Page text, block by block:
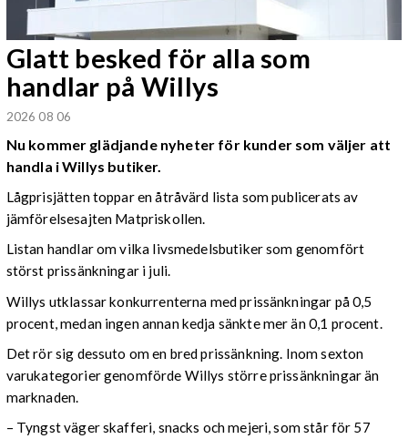
Glatt besked för alla som
handlar på Willys
2026 08 06
Nu kommer glädjande nyheter för kunder som väljer att
handla i Willys butiker.
Lågprisjätten toppar en åtråvärd lista som publicerats av
jämförelsesajten Matpriskollen.
Listan handlar om vilka livsmedelsbutiker som genomfört
störst prissänkningar i juli.
Willys utklassar konkurrenterna med prissänkningar på 0,5
procent, medan ingen annan kedja sänkte mer än 0,1 procent.
Det rör sig dessuto om en bred prissänkning. Inom sexton
varukategorier genomförde Willys större prissänkningar än
marknaden.
– Tyngst väger skafferi, snacks och mejeri, som står för 57